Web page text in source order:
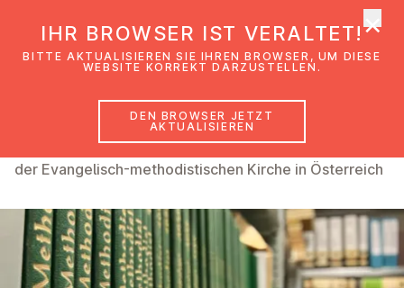
der Evangelisch-methodistischen Kirche in Österreich
IHR BROWSER IST VERALTET!
BITTE AKTUALISIEREN SIE IHREN BROWSER, UM DIESE
WEBSITE KORREKT DARZUSTELLEN.
DEN BROWSER JETZT
AKTUALISIEREN
×